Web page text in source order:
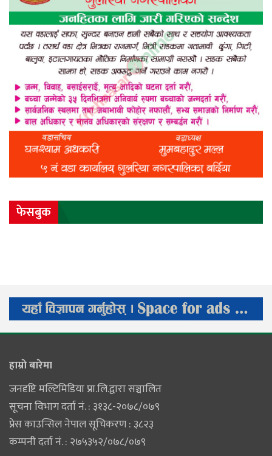
फेसबुक
हाम्राे बारेमा
जनदृष्टि मल्टिमिडिया प्रा.लि.द्वारा सञ्चालित
सूचना विभाग दर्ता नं. : ३१३८-२०७८/०७९
प्रेस काउन्सिल नेपाल सूचिकरण : ३८२३
कम्पनी दर्ता नं. : २७५३५२/०७८/०७९